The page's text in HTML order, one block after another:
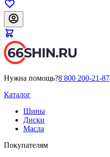
Нужна помощь?8 800 200-21-87
Каталог
Шины
Диски
Масла
Покупателям